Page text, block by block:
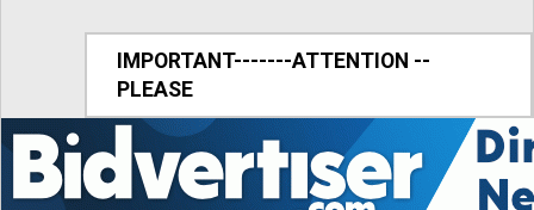
IMPORTANT-------ATTENTION --
PLEASE